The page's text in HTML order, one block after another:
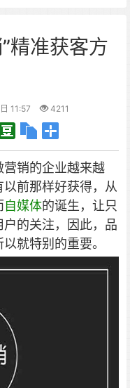
精准获客方
11:57 4211
销的企业越来越
前那样好获得，从
自媒体的诞生，让只
的关注，因此，品
就特别的重要。